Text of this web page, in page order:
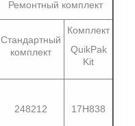
Ремонтный комплект
Стандартный
комплект
Комплект
QuikPak
Kit
248212 17H838